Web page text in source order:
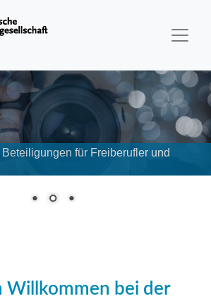
für Freiberufler und
Willkommen bei der